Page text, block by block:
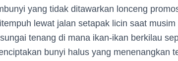
yang tidak ditawarkan lonceng
lewat jalan setapak licin saat
tenang di mana ikan-ikan berkilau
bunyi halus yang menenangkan